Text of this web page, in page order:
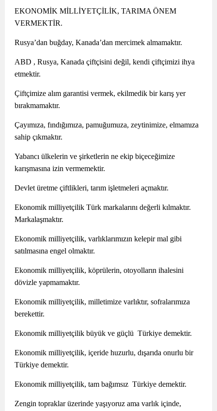
EKONOMİK MİLLİYETÇİLİK, TARIMA ÖNEM
VERMEKTİR.
Rusya’dan buğday, Kanada’dan mercimek almamaktır.
ABD , Rusya, Kanada çiftçisini değil, kendi çiftçimizi ihya
etmektir.
Çiftçimize alım garantisi vermek, ekilmedik bir karış yer
bırakmamaktır.
Çayımıza, fındığımıza, pamuğumuza, zeytinimize, elmamıza
sahip çıkmaktır.
Yabancı ülkelerin ve şirketlerin ne ekip biçeceğimize
karışmasına izin vermemektir.
Devlet üretme çiftlikleri, tarım işletmeleri açmaktır.
Ekonomik milliyetçilik Türk markalarını değerli kılmaktır.
Markalaşmaktır.
Ekonomik milliyetçilik, varlıklarımızın kelepir mal gibi
satılmasına engel olmaktır.
Ekonomik milliyetçilik, köprülerin, otoyolların ihalesini
dövizle yapmamaktır.
Ekonomik milliyetçilik, milletimize varlıktır, sofralarımıza
berekettir.
Ekonomik milliyetçilik büyük ve güçlü Türkiye demektir.
Ekonomik milliyetçilik, içeride huzurlu, dışarıda onurlu bir
Türkiye demektir.
Ekonomik milliyetçilik, tam bağımsız Türkiye demektir.
Zengin topraklar üzerinde yaşıyoruz ama varlık içinde,